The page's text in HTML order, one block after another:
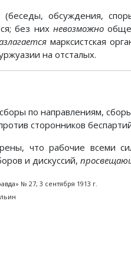
(беседы, обсуждения,
без них невозможно
марксистская
на отсталых.
по направлениям,
сторонников
что рабочие всеми
и дискуссий,
№ 27, 3 сентября 1913 г.